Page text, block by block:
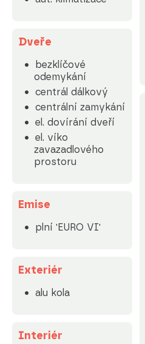
Dveře
bezklíčové
odemykání
centrál dálkový
centrální zamykání
el. dovírání dveří
el. víko
zavazadlového
prostoru
Emise
plní 'EURO VI'
Exteriér
alu kola
Interiér